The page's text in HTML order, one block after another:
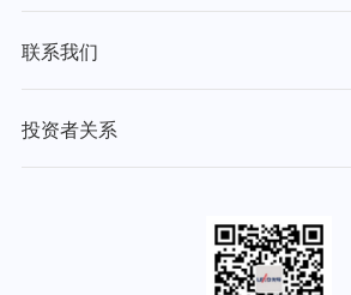
联系我们
投资者关系